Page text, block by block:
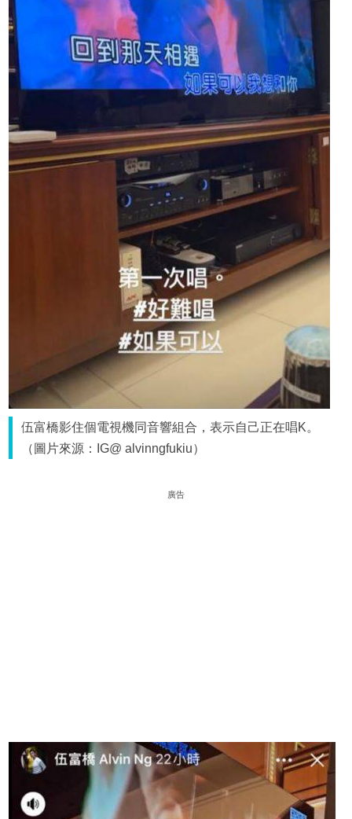
伍富橋影住個電視機同音響組合，表示自己正在唱K。
（圖片來源：IG@ alvinngfukiu）
廣告